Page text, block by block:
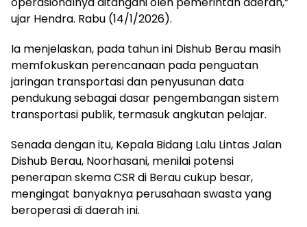
ujar Hendra. Rabu (14/1/2026).
Ia menjelaskan, pada tahun ini Dishub Berau masih
memfokuskan perencanaan pada penguatan
jaringan transportasi dan penyusunan data
pendukung sebagai dasar pengembangan sistem
transportasi publik, termasuk angkutan pelajar.
Senada dengan itu, Kepala Bidang Lalu Lintas Jalan
Dishub Berau, Noorhasani, menilai potensi
penerapan skema CSR di Berau cukup besar,
mengingat banyaknya perusahaan swasta yang
beroperasi di daerah ini.